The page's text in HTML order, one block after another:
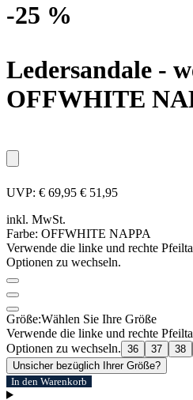
-25 %
Ledersandale -
OFFWHITE
UVP: € 69,95 € 51,95
inkl. MwSt.
Farbe: OFFWHITE NAPPA
Verwende die linke und rechte
Optionen zu wechseln.
Größe:Wählen Sie Ihre Größe
Verwende die linke und rechte
Optionen zu wechseln. 36 37 38
Unsicher bezüglich Ihrer Größe?
In den Warenkorb